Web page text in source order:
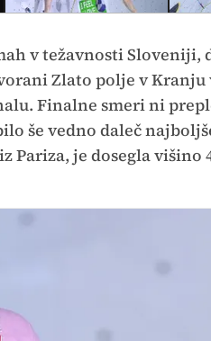
v težavnosti Sloveniji,
Zlato polje v Kranju
Finalne smeri ni
še vedno daleč
Pariza, je dosegla višino